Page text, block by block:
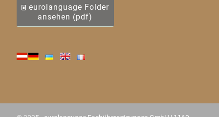
eurolanguage Folder
ansehen (pdf)